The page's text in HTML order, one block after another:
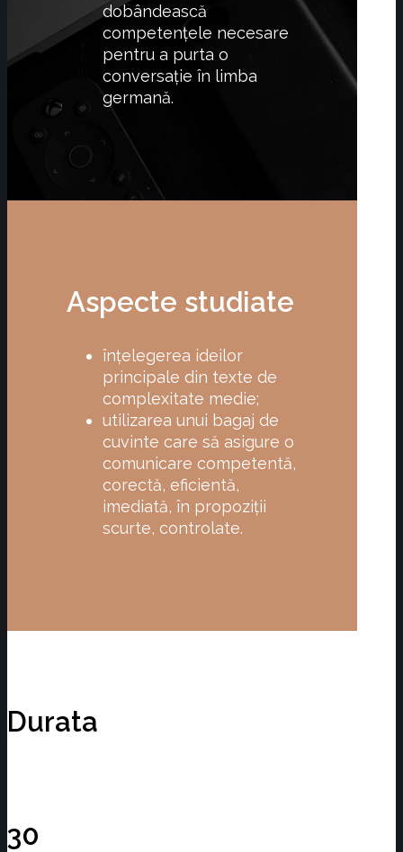
dobândească
competențele necesare
pentru a purta o
conversație în limba
germană.
Aspecte studiate
înțelegerea ideilor
principale din texte de
complexitate medie;
utilizarea unui bagaj de
cuvinte care să asigure o
comunicare competentă,
corectă, eficientă,
imediată, în propoziţii
scurte, controlate.
Durata
30